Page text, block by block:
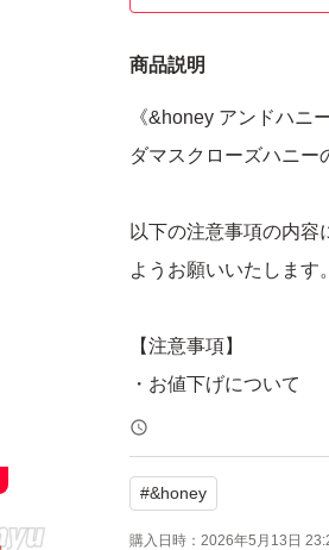
商品説明
《&honey アンドハニ
ダマスクローズハニー
以下の注意事項の内容
ようお願いいたします。
【注意事項】
・お値下げについて
申し訳ございませんが
・発送について
お支払いが完了された
#&honey
購入日時： 2026年5月13日